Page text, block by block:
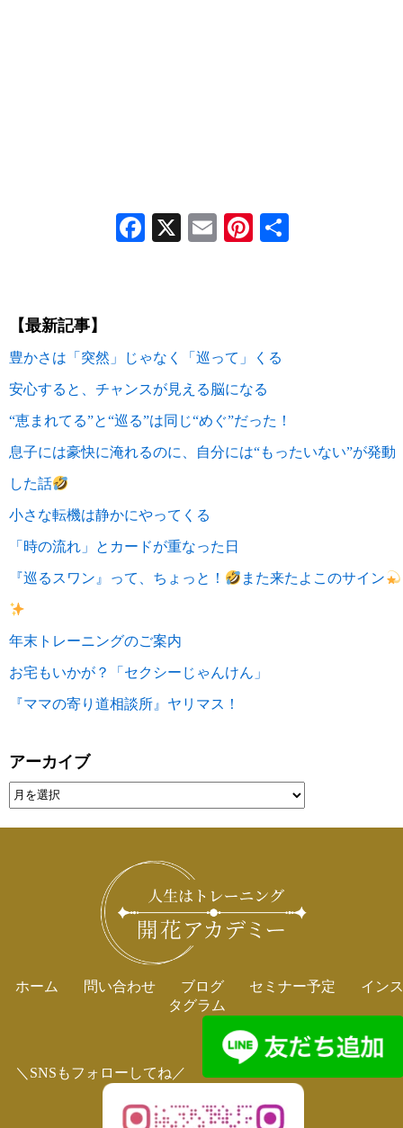
Facebook
X EmailPinterest
【最新記事】
豊かさは「突然」じゃなく「巡って」くる
安心すると、チャンスが見える脳になる
“恵まれてる”と“巡る”は同じ“めぐ”だった！
息子には豪快に淹れるのに、自分には“もったいない”が発動
した話
小さな転機は静かにやってくる
「時の流れ」とカードが重なった日
『巡るスワン』って、ちょっと！ また来たよこのサイン
年末トレーニングのご案内
お宅もいかが？「セクシーじゃんけん」
『ママの寄り道相談所』ヤリマス！
アーカイブ
ホーム 問い合わせ ブログ セミナー予定
インス
タグラム
＼SNSもフォローしてね／